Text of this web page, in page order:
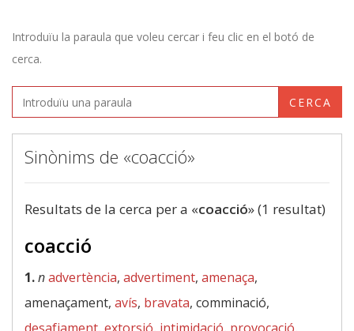
Introduïu la paraula que voleu cercar i feu clic en el botó de
cerca.
CERCA
Sinònims de «coacció»
Resultats de la cerca per a «coacció» (1 resultat)
coacció
1.nadvertència, advertiment, amenaça,
amenaçament, avís, bravata, comminació,